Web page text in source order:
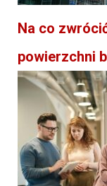
Na co
powierzchni